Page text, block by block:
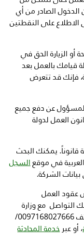
الصادر من أي
الاطلاع على النقطتين
أو الزيارة الحق في
قيامك بالعمل بعد
فإنك قد تتعرض
عن دفع جميع
العمل لدولة
قانوناً. يمكنك البحث
في موقع السجل
الشركة.
عقود العمل
التواصل مع وزارة
0097168027666
/
، أو عبر خدمة المحادثة